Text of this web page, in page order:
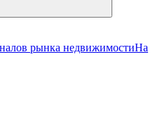
рынка недвижимостиНа